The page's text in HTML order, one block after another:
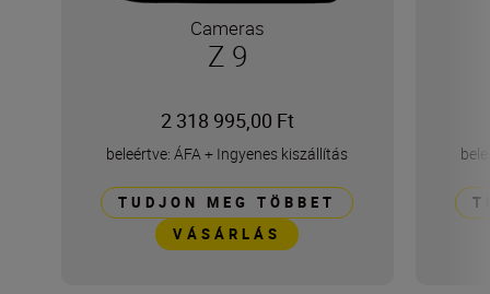
Cameras
Z 9
2 318 995,00 Ft
beleértve: ÁFA+ Ingyenes kiszállítás
TUDJON MEG TÖBBET
VÁSÁRLÁS